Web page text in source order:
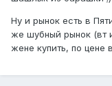
Ну и рынок есть в
же шубный рынок (вт
жене купить, по цене